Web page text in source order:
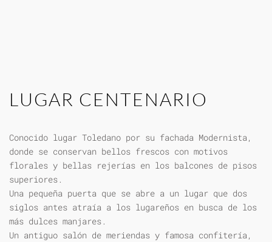
LUGAR CENTENARIO
Conocido lugar Toledano por su fachada Modernista,
donde se conservan bellos frescos con motivos
florales y bellas rejerías en los balcones de pisos
superiores.
Una pequeña puerta que se abre a un lugar que dos
siglos antes atraía a los lugareños en busca de los
más dulces manjares.
Un antiguo salón de meriendas y famosa confitería,